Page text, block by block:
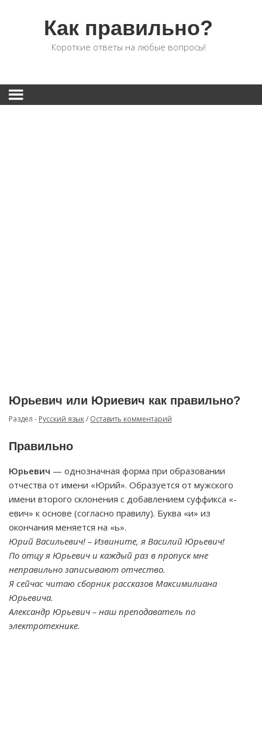
Как правильно?
Короткие ответы на любые вопросы!
Юрьевич или Юриевич как правильно?
Раздел - Русский язык/ Оставить комментарий
Правильно
Юрьевич — однозначная форма при образовании
отчества от имени «Юрий». Образуется от мужского
имени второго склонения с добавлением суффикса «-
евич» к основе (согласно правилу). Буква «и» из
окончания меняется на «ь».
Юрий Васильевич! – Извините, я Василий Юрьевич!
По отцу я Юрьевич и каждый раз в пропуск мне
неправильно записывают отчество.
Я сейчас читаю сборник рассказов Максимилиана
Юрьевича.
Александр Юрьевич – наш преподаватель по
электротехнике.